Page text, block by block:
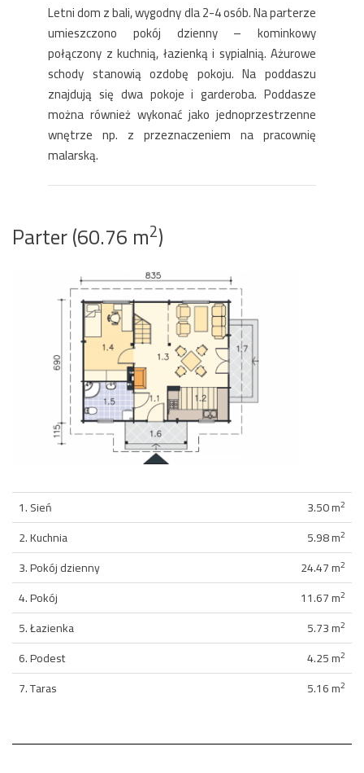
Letni dom z bali, wygodny dla 2-4 osób. Na parterze
umieszczono pokój dzienny – kominkowy
połączony z kuchnią, łazienką i sypialnią. Ażurowe
schody stanowią ozdobę pokoju. Na poddaszu
znajdują się dwa pokoje i garderoba. Poddasze
można również wykonać jako jednoprzestrzenne
wnętrze np. z przeznaczeniem na pracownię
malarską.
Parter (60.76 m2)
1. Sień 3.50 m2
2. Kuchnia 5.98 m2
3. Pokój dzienny 24.47 m2
4. Pokój 11.67 m2
5. Łazienka 5.73 m2
6. Podest 4.25 m2
7. Taras 5.16 m2